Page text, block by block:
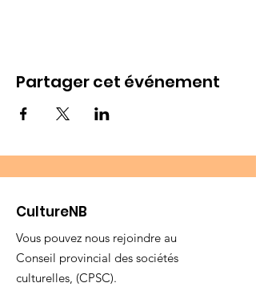
Partager cet événement
CultureNB
Vous pouvez nous rejoindre au
Conseil provincial des sociétés
culturelles, (CPSC).